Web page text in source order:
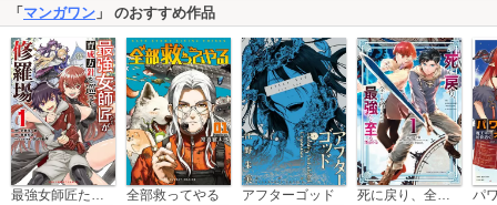
「 マンガワン 」 のおすすめ作品
最強女師匠たちが育成方針を巡って修羅場 全部救ってやる アフターゴッド 死に戻り、全てを救うために最強へと至る@comic